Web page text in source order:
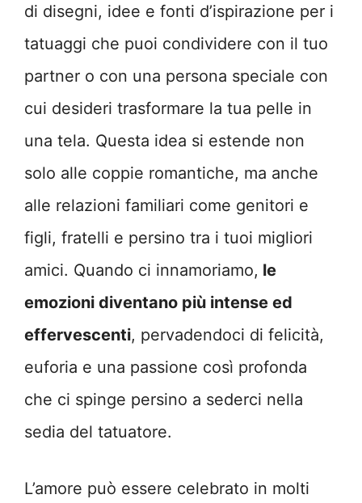
di disegni, idee e fonti d’ispirazione per i
tatuaggi che puoi condividere con il tuo
partner o con una persona speciale con
cui desideri trasformare la tua pelle in
una tela. Questa idea si estende non
solo alle coppie romantiche, ma anche
alle relazioni familiari come genitori e
figli, fratelli e persino tra i tuoi migliori
amici. Quando ci innamoriamo, le
emozioni diventano più intense ed
effervescenti, pervadendoci di felicità,
euforia e una passione così profonda
che ci spinge persino a sederci nella
sedia del tatuatore.
L’amore può essere celebrato in molti